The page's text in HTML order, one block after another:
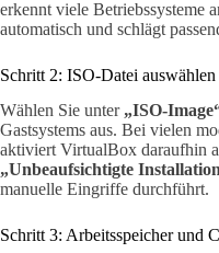
erkennt viele Betriebssysteme
automatisch und schlägt
Schritt 2: ISO-Datei auswählen
Wählen Sie unter „ISO-
Gastsystems aus. Bei vielen
aktiviert VirtualBox daraufhin
„Unbeaufsichtigte
manuelle Eingriffe durchführt.
Schritt 3: Arbeitsspeicher und